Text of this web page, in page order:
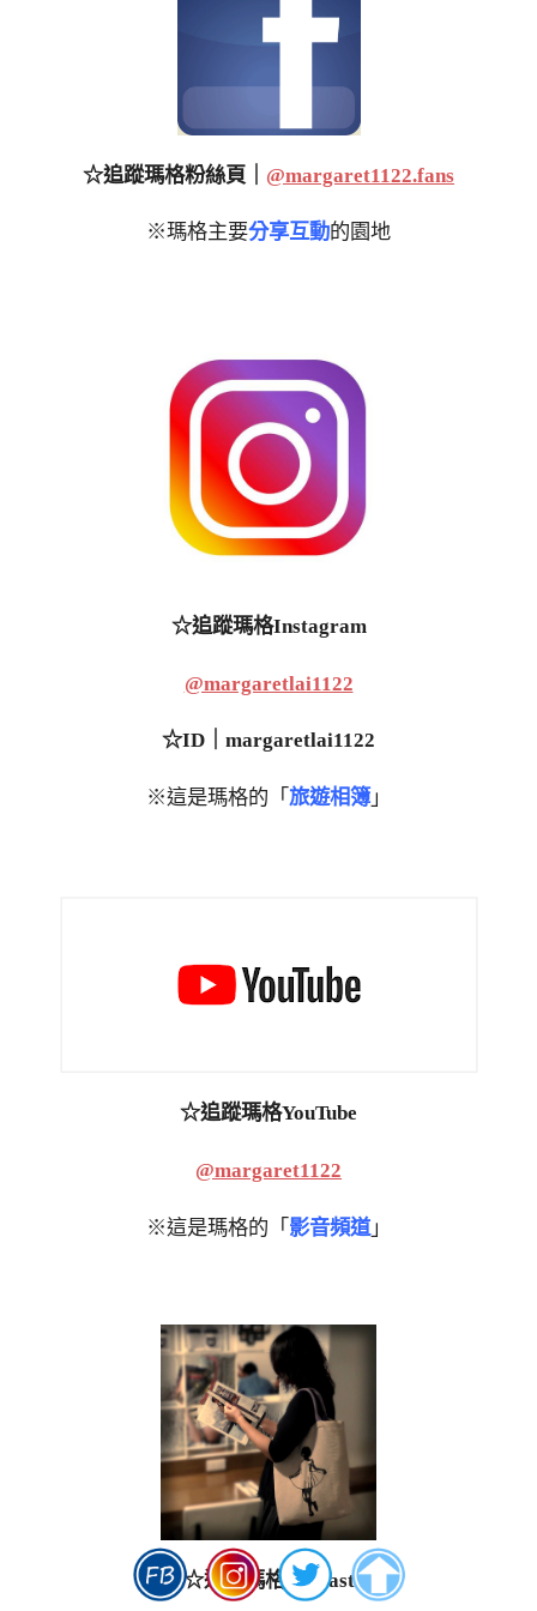
☆追蹤瑪格粉絲頁｜ @margaret1122.fans
※瑪格主要分享互動的園地
☆追蹤瑪格Instagram
@margaretlai1122
☆ID｜margaretlai1122
※這是瑪格的「 旅遊相簿 」
☆追蹤瑪格YouTube
@margaret1122
※這是瑪格的「 影音頻道」
☆追蹤瑪格Podcast